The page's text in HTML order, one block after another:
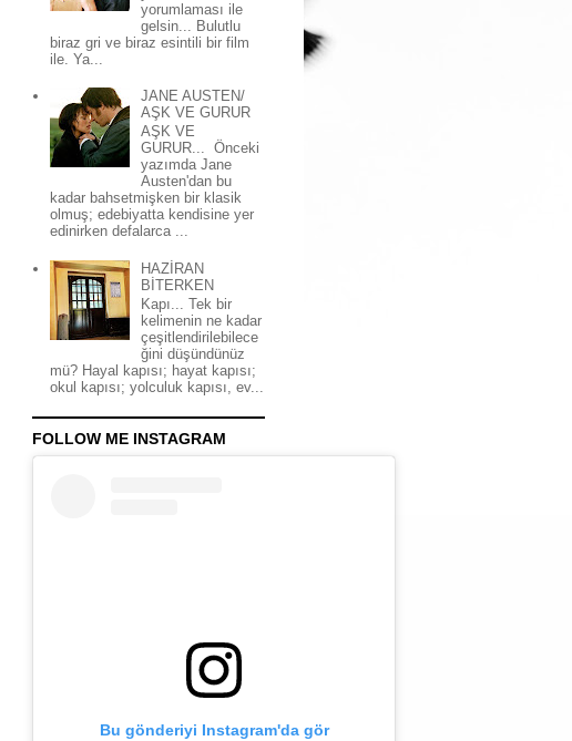
yorumlaması ile
gelsin... Bulutlu
biraz gri ve biraz esintili bir film
ile. Ya...
JANE AUSTEN/
AŞK VE GURUR
AŞK VE
GURUR... Önceki
yazımda Jane
Austen'dan bu
kadar bahsetmişken bir klasik
olmuş; edebiyatta kendisine yer
edinirken defalarca ...
HAZİRAN
BİTERKEN
Kapı... Tek bir
kelimenin ne kadar
çeşitlendirilebilece
ğini düşündünüz
mü? Hayal kapısı; hayat kapısı;
okul kapısı; yolculuk kapısı, ev...
FOLLOW ME INSTAGRAM
Bu gönderiyi Instagram'da gör